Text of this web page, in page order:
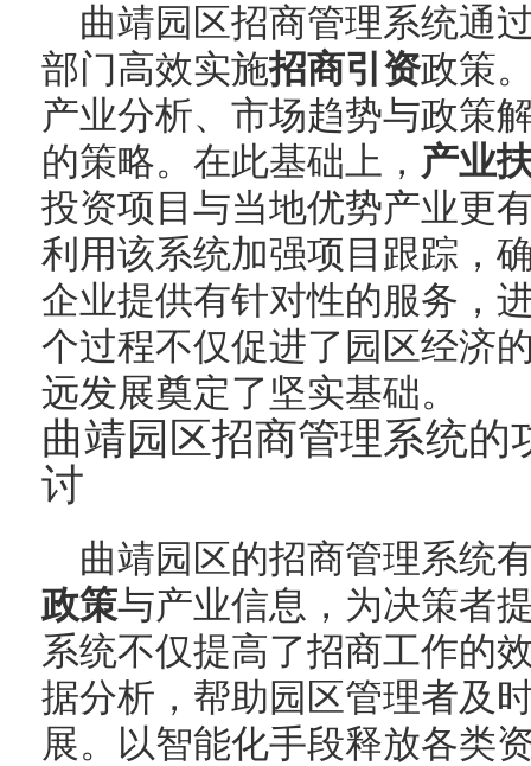
曲靖园区招商管理系统通
部门高效实施招商引资政策
产业分析、市场趋势与政策
的策略。在此基础上， 产业
投资项目与当地优势产业更
利用该系统加强项目跟踪，
企业提供有针对性的服务，
个过程不仅促进了园区经济
远发展奠定了坚实基础。
曲靖园区招商管理系统的
讨
曲靖园区的招商管理系统
政策与产业信息，为决策者
系统不仅提高了招商工作的
据分析，帮助园区管理者及
展。以智能化手段释放各类